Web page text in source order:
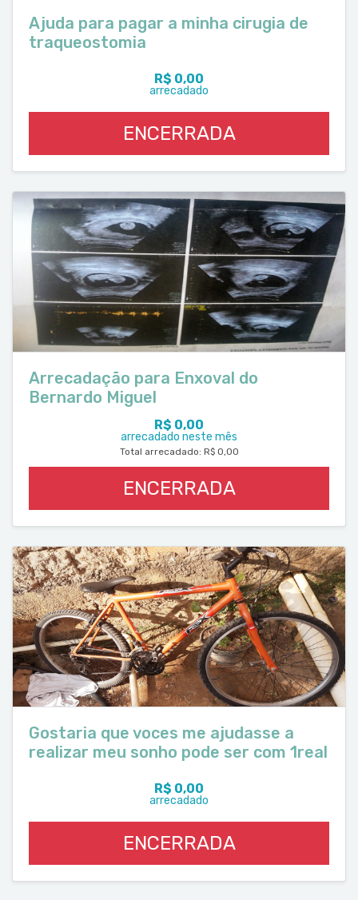
Ajuda para pagar a minha cirugia de
traqueostomia
R$ 0,00
arrecadado
ENCERRADA
Arrecadação para Enxoval do
Bernardo Miguel
R$ 0,00
arrecadado neste mês
Total arrecadado: R$ 0,00
ENCERRADA
Gostaria que voces me ajudasse a
realizar meu sonho pode ser com 1real
R$ 0,00
arrecadado
ENCERRADA